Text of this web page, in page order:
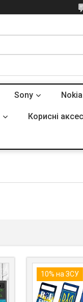
Sony Nokia
Корисні
10% на ЗСУ